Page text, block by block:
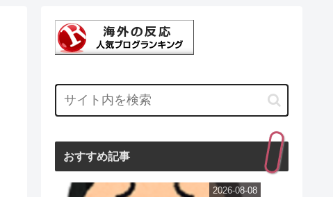
おすすめ記事
2026-08-08